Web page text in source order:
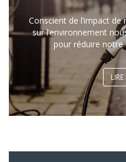
Conscient de l’impact
sur l’environnement
pour réduire notre